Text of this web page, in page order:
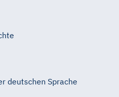
deutschen Sprache